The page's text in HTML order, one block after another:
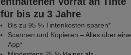
für bis zu 3 Jahre
Bis zu 95 % Tintenkosten sparen*
Scannen und Kopieren – Alles über eine
App*